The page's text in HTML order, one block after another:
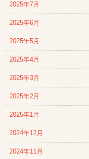
2025年7月
2025年6月
2025年5月
2025年4月
2025年3月
2025年2月
2025年1月
2024年12月
2024年11月